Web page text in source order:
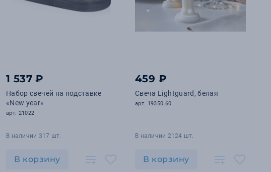
1 537 ₽
Набор свечей на подставке
«New year»
арт. 21022
В наличии 317 шт.
В корзину
459 ₽
Свеча Lightguard, белая
арт. 19350.60
В наличии 2124 шт.
В корзину